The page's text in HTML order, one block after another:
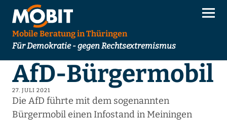
Mobile Beratung in Thüringen
Für Demokratie - gegen Rechtsextremismus
AfD-Bürgermobil
27. JULI 2021
Die AfD führte mit dem sogenannten
Bürgermobil einen Infostand in Meiningen